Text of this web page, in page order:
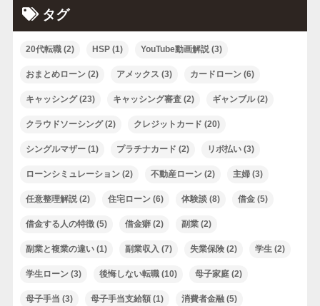
タグ
20代転職(2) HSP(1) YouTube動画解説(3)
おまとめローン(2) アメックス (3) カードローン(6)
キャッシング(23) キャッシング審査(2) ギャンブル(2)
クラウドソーシング(2) クレジットカード (20)
シングルマザー(1) プラチナカード (2) リボ払い(3)
ローンシミュレーション(2) 不動産ローン(2) 主婦(3)
任意整理解説(2) 住宅ローン(6) 体験談(8) 借金(5)
借金する人の特徴(5) 借金癖(2) 副業(2)
副業と複業の違い(1) 副業収入 (7) 失業保険(2) 学生(2)
学生ローン(3) 後悔しない転職(10) 母子家庭(2)
母子手当 (3) 母子手当支給額(1) 消費者金融(5)